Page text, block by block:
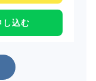
し込む